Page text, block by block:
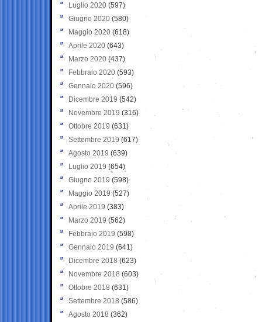
Luglio 2020 (597)
Giugno 2020 (580)
Maggio 2020 (618)
Aprile 2020 (643)
Marzo 2020 (437)
Febbraio 2020 (593)
Gennaio 2020 (596)
Dicembre 2019 (542)
Novembre 2019 (316)
Ottobre 2019 (631)
Settembre 2019 (617)
Agosto 2019 (639)
Luglio 2019 (654)
Giugno 2019 (598)
Maggio 2019 (527)
Aprile 2019 (383)
Marzo 2019 (562)
Febbraio 2019 (598)
Gennaio 2019 (641)
Dicembre 2018 (623)
Novembre 2018 (603)
Ottobre 2018 (631)
Settembre 2018 (586)
Agosto 2018 (362)